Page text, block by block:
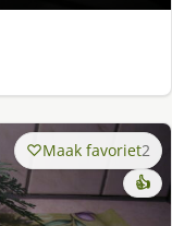
Maak favoriet2
👍